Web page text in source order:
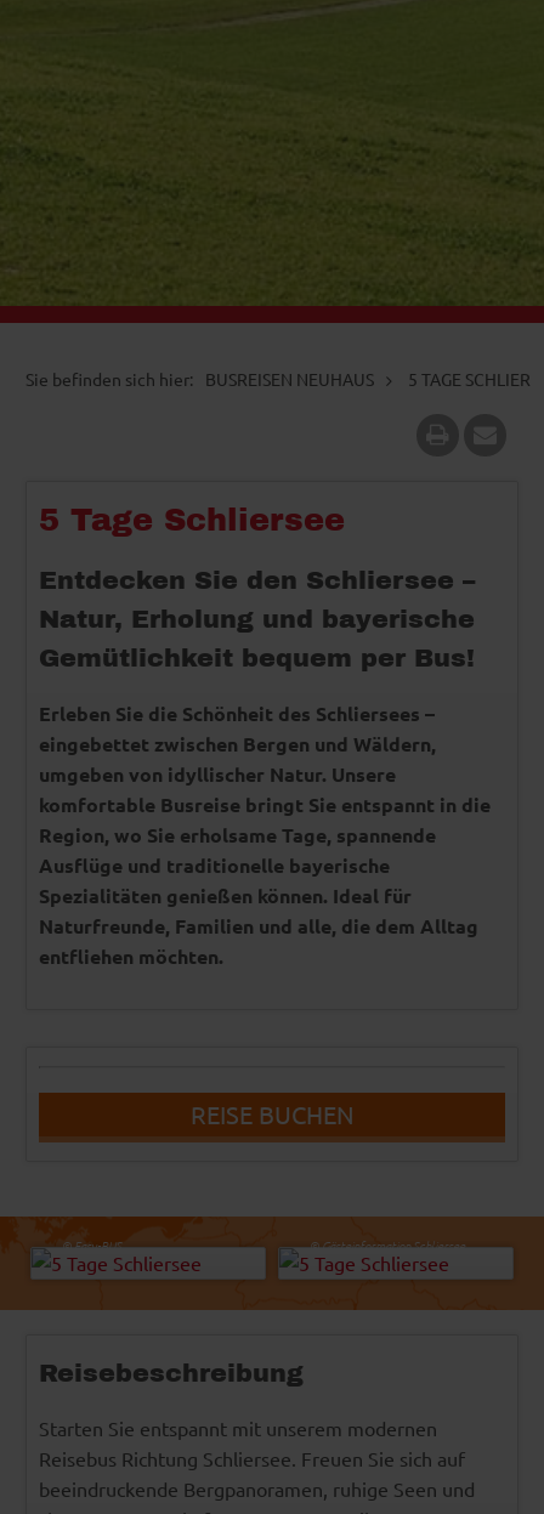
BUSREISEN NEUHAUS 5 TAGE
5 Tage Schliersee
Entdecken Sie den Schliersee –
Natur, Erholung und bayerische
Gemütlichkeit bequem per Bus!
Erleben Sie die Schönheit des Schliersees –
eingebettet zwischen Bergen und Wäldern,
umgeben von idyllischer Natur. Unsere
komfortable Busreise bringt Sie entspannt in die
Region, wo Sie erholsame Tage, spannende
Ausflüge und traditionelle bayerische
Spezialitäten genießen können. Ideal für
Naturfreunde, Familien und alle, die dem Alltag
entfliehen möchten.
REISE BUCHEN
© Easy-BUS
© Gästeinformation Schliersee
Reisebeschreibung
Starten Sie entspannt mit unserem modernen
Reisebus Richtung Schliersee. Freuen Sie sich auf
beeindruckende Bergpanoramen, ruhige Seen und